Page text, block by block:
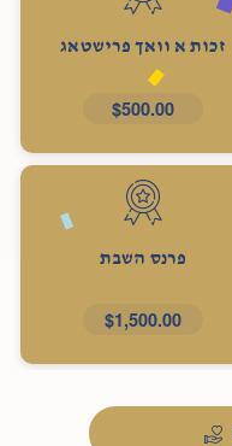
זכות א וואך פרישטאג
$500.00
פרנס השבת
$1,500.00